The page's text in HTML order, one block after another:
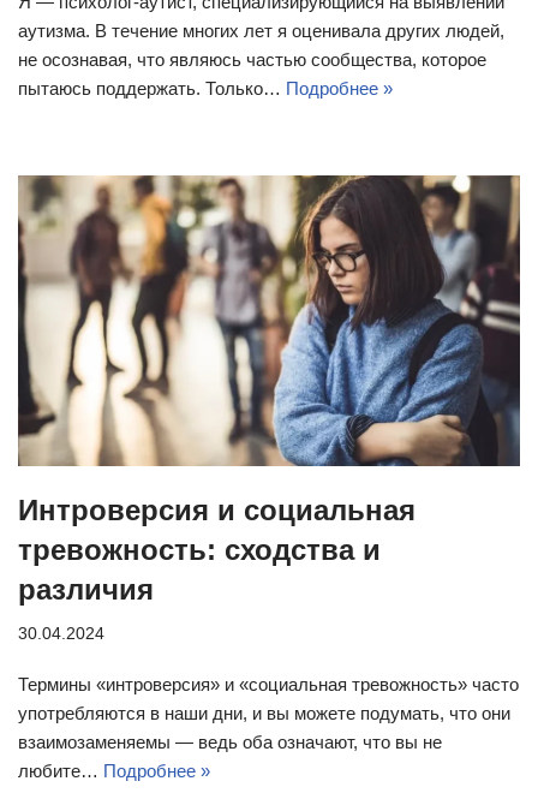
аутизма. В течение многих лет я оценивала других людей,
не осознавая, что являюсь частью сообщества, которое
пытаюсь поддержать. Только… Подробнее »
Интроверсия и социальная
тревожность: сходства и
различия
30.04.2024
Термины «интроверсия» и «социальная тревожность» часто
употребляются в наши дни, и вы можете подумать, что они
взаимозаменяемы — ведь оба означают, что вы не
любите… Подробнее »